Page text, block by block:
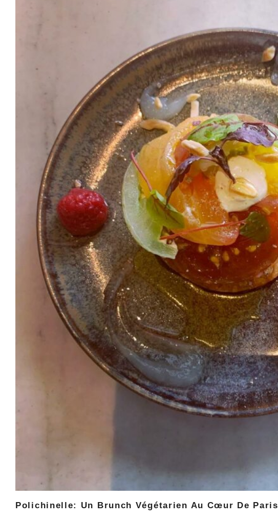
Polichinelle: Un Brunch Végétarien Au Cœur De Paris